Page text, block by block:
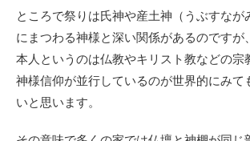
ところで祭りは氏神や産土神（うぶすなが
にまつわる神様と深い関係があるのですが
本人というのは仏教やキリスト教などの宗
神様信仰が並行しているのが世界的にみて
いと思います。